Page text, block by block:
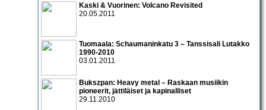
Kaski & Vuorinen: Volcano Revisited
20.05.2011
Tuomaala: Schaumaninkatu 3 – Tanssisali Lutakko
1990­-2010
03.01.2011
Bukszpan: Heavy metal – Raskaan musiikin
pioneerit, jättiläiset ja kapinalliset
29.11.2010